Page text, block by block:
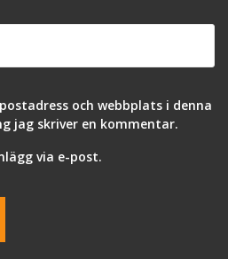
och webbplats i denna
jag skriver en kommentar.
via e-post.